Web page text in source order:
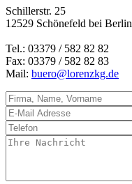
Schillerstr. 25
12529 Schönefeld bei Berlin
Tel.: 03379 / 582 82 82
Fax: 03379 / 582 82 83
Mail: buero@lorenzkg.de